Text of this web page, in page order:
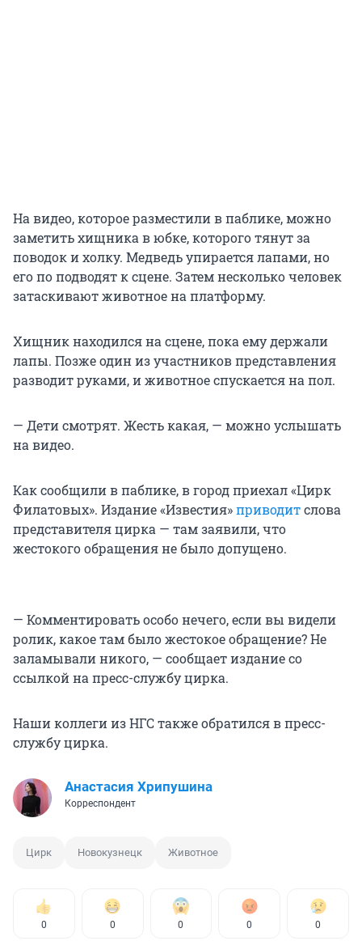
На видео, которое разместили в паблике, можно
заметить хищника в юбке, которого тянут за
поводок и холку. Медведь упирается лапами, но
его по подводят к сцене. Затем несколько человек
затаскивают животное на платформу.
Хищник находился на сцене, пока ему держали
лапы. Позже один из участников представления
разводит руками, и животное спускается на пол.
— Дети смотрят. Жесть какая, — можно услышать
на видео.
Как сообщили в паблике, в город приехал «Цирк
Филатовых». Издание «Известия»приводитслова
представителя цирка — там заявили, что
жестокого обращения не было допущено.
— Комментировать особо нечего, если вы видели
ролик, какое там было жестокое обращение? Не
заламывали никого, — сообщает издание со
ссылкой на пресс-службу цирка.
Наши коллеги из НГС также обратился в пресс-
службу цирка.
Анастасия Хрипушина
Корреспондент
Цирк Новокузнецк Животное
0 0 0 0 0